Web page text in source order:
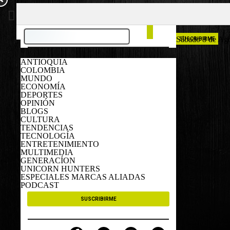
ANTIOQUIA
COLOMBIA
MUNDO
ECONOMÍA
DEPORTES
OPINIÓN
BLOGS
CULTURA
TENDENCIAS
TECNOLOGÍA
ENTRETENIMIENTO
MULTIMEDIA
GENERACÍON
UNICORN HUNTERS
ESPECIALES MARCAS ALIADAS
PODCAST
SUSCRIBIRME
Sábado 8 de
SUSCRIBIRME